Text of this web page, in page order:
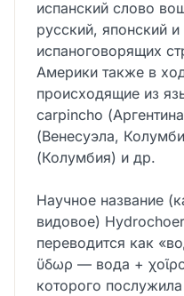
испанский слово
русский, японский
испаноговорящих
Америки также в
происходящие из
carpincho
(Венесуэла,
(Колумбия) и др.
Научное название
видовое)
переводится как
ὕδωρ — вода +
которого